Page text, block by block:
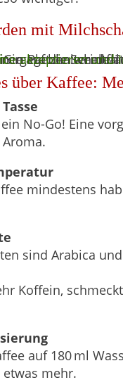
mit
Bitte beachten Sie, dass dabei Daten an Drittanbieter weitergegeben werden.
akzeptieren und
über Kaffee:
No-Go! Eine
mindestens
sind Arabica
Koffein,
auf 180 ml
mehr.